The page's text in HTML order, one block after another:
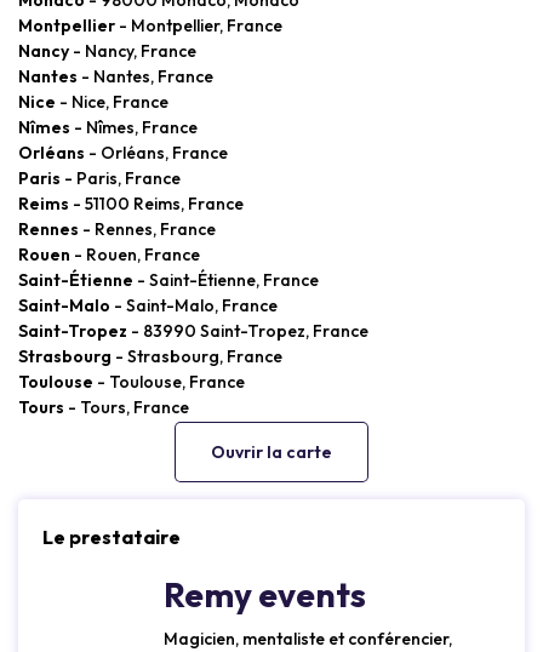
Montpellier - Montpellier, France
Nancy - Nancy, France
Nantes - Nantes, France
Nice - Nice, France
Nîmes - Nîmes, France
Orléans - Orléans, France
Paris - Paris, France
Reims - 51100 Reims, France
Rennes - Rennes, France
Rouen - Rouen, France
Saint-Étienne - Saint-Étienne, France
Saint-Malo - Saint-Malo, France
Saint-Tropez - 83990 Saint-Tropez, France
Strasbourg - Strasbourg, France
Toulouse - Toulouse, France
Tours - Tours, France
Ouvrir la carte
Le prestataire
Remy events
Magicien, mentaliste et conférencier,